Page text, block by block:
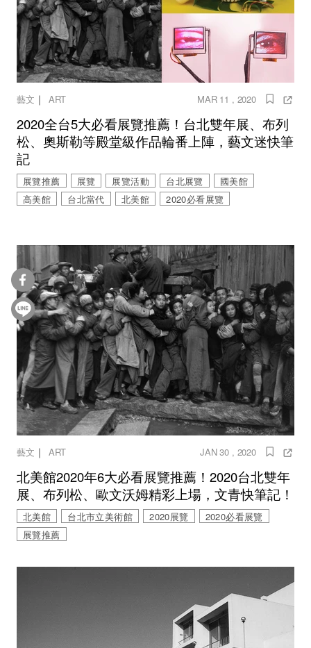
藝文 ｜ ART MAR 11 , 2020
2020全台5大必看展覽推薦！台北雙年展、布列
松、奧斯勒等殿堂級作品輪番上陣，藝文迷快筆
記
展覽推薦 展覽 展覽活動 台北展覽
國美館
高美館
台北當代 北美館 2020必看展覽
藝文 ｜ ART JAN 30 , 2020
北美館2020年6大必看展覽推薦！2020台北雙年
展、布列松、歐文沃姆精彩上場，文青快筆記！
北美館 台北市立美術館 2020展覽
2020必看展覽
展覽推薦